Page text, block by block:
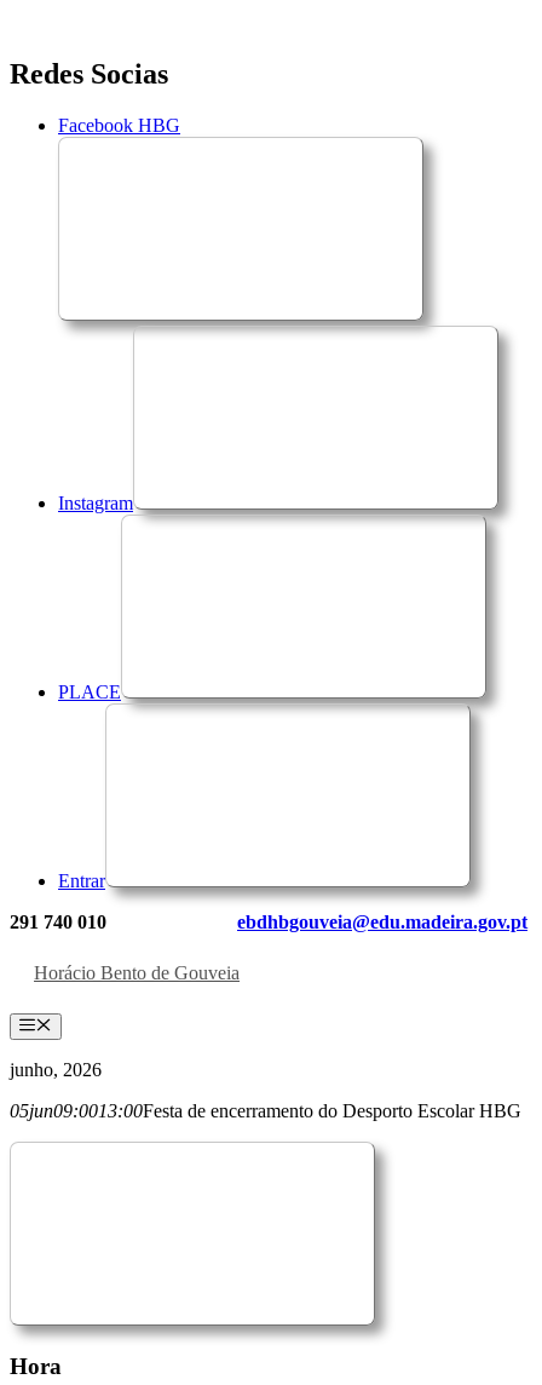
Saltar
para
conteúdo
Redes Socias
Facebook HBG
Instagram
PLACE
Entrar
291 740 010 ebdhbgouveia@edu.madeira.gov.pt
Horácio Bento de Gouveia
Menu
junho, 2026
05jun09:0013:00Festa de encerramento do Desporto Escolar HBG
Hora